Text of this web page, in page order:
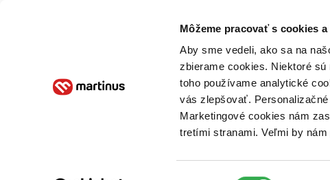
Môžeme pracovať s cookies
Aby sme vedeli, ako sa na
zbierame cookies. Niektoré
toho používame analytické
vás zlepšovať.
Marketingové cookies nám
tretími stranami. Veľmi by
Poukážky Kontakt